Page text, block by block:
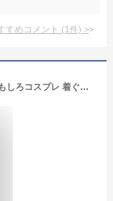
すめコメント (1件) >
ハロウィン かぼちゃ コスプレ コスチューム おもしろコスプレ 着ぐるみ 膨らむ 仮装 変装 エアコス イベントグッズ コスチューム パーティーグッズ おもしろ 面白グッズ 忘年会 大人用 150-190cm用 【14時迄のあす楽注文で当日発送】